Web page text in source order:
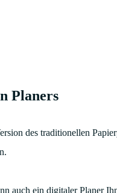
Planers
des traditionellen
auch ein digitaler Planer